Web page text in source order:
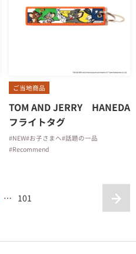
ご当地商品
TOM AND JERRY HANEDA
フライトタグ
#NEW#お子さまへ#話題の一品
#Recommend
… 101